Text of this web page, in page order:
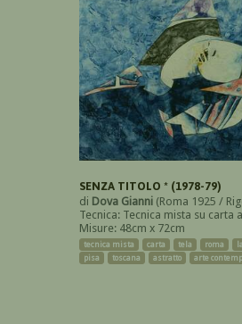
SENZA TITOLO * (1978-79)
di Dova Gianni (Roma 1925 /
Tecnica: Tecnica mista su carta
Misure: 48cm x 72cm
tecnica mista carta tela roma
pisa
toscana astratto arte